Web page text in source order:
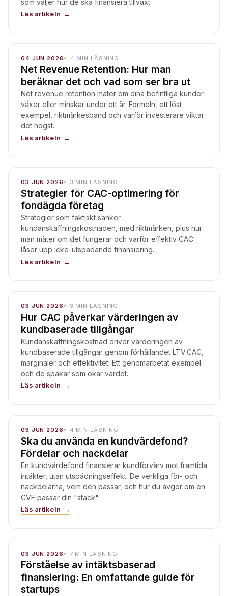
Läs artikeln
04 JUN 2026 4 MIN LÄSNING
Net Revenue Retention: Hur man
beräknar det och vad som ser bra ut
Net revenue retention mäter om dina befintliga kunder
växer eller minskar under ett år. Formeln, ett löst
exempel, riktmärkesband och varför investerare viktar
det högst.
Läs artikeln
03 JUN 2026 3 MIN LÄSNING
Strategier för CAC-optimering för
fondägda företag
Strategier som faktiskt sänker
kundanskaffningskostnaden, med riktmärken, plus hur
man mäter om det fungerar och varför effektiv CAC
låser upp icke-utspädande finansiering.
Läs artikeln
03 JUN 2026 3 MIN LÄSNING
Hur CAC påverkar värderingen av
kundbaserade tillgångar
Kundanskaffningskostnad driver värderingen av
kundbaserade tillgångar genom förhållandet LTV:CAC,
marginaler och effektivitet. Ett genomarbetat exempel
och de spakar som ökar värdet.
Läs artikeln
03 JUN 2026 4 MIN LÄSNING
Ska du använda en kundvärdefond?
Fördelar och nackdelar
En kundvärdefond finansierar kundförvärv mot framtida
intäkter, utan utspädningseffekt. De verkliga för- och
nackdelarna, vem den passar, och hur du avgör om en
CVF passar din "stack".
Läs artikeln
03 JUN 2026 7 MIN LÄSNING
Förståelse av intäktsbaserad
finansiering: En omfattande guide för
startups